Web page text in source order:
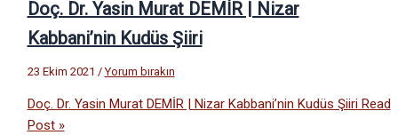
Doç. Dr. Yasin Murat DEMİR | Nizar
Kabbani’nin Kudüs Şiiri
23 Ekim 2021 /Yorum bırakın
Doç. Dr. Yasin Murat DEMİR | Nizar Kabbani’nin Kudüs Şiiri Read
Post »